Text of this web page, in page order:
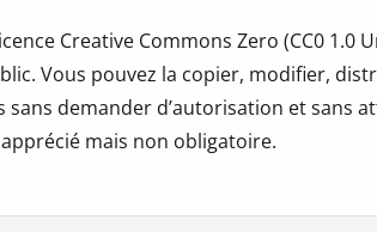
Creative Commons Zero (CC0 1.0
Vous pouvez la copier, modifier,
sans demander d’autorisation et sans
mais non obligatoire.